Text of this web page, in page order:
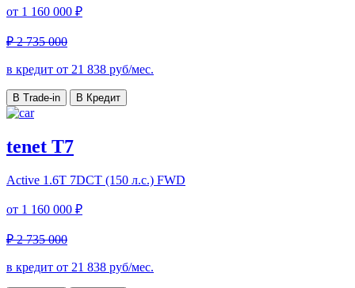
от 1 160 000 ₽
₽ 2 735 000
в кредит от 21 838 руб/мес.
В Trade-in В Кредит
tenet T7
Active 1.6T 7DCT (150 л.с.) FWD
от 1 160 000 ₽
₽ 2 735 000
в кредит от 21 838 руб/мес.